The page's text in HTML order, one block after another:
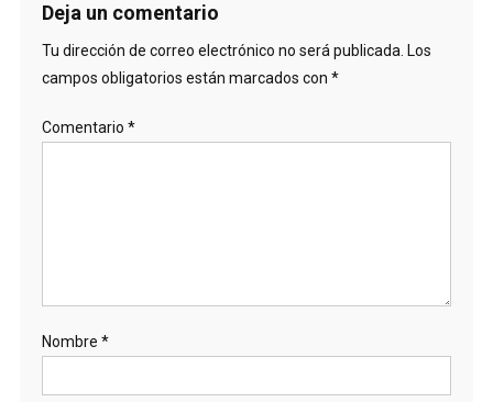
Deja un comentario
Tu dirección de correo electrónico no será publicada. Los
campos obligatorios están marcados con *
Comentario *
Nombre *